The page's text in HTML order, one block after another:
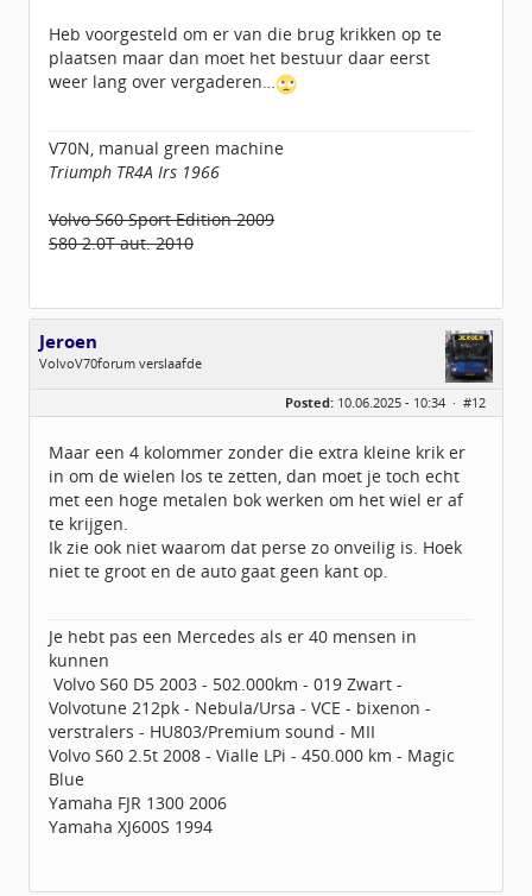
Heb voorgesteld om er van die brug krikken op te
plaatsen maar dan moet het bestuur daar eerst
weer lang over vergaderen…
V70N, manual green machine
Triumph TR4A Irs 1966
Volvo S60 Sport Edition 2009
S80 2.0T aut. 2010
Jeroen
VolvoV70forum verslaafde
Leeftijd:
40
Geregistreerd:09 / 2009
Posted: 10.06.2025 - 10:34 · #12
Maar een 4 kolommer zonder die extra kleine krik er
in om de wielen los te zetten, dan moet je toch echt
met een hoge metalen bok werken om het wiel er af
te krijgen.
Ik zie ook niet waarom dat perse zo onveilig is. Hoek
niet te groot en de auto gaat geen kant op.
Je hebt pas een Mercedes als er 40 mensen in
kunnen
Volvo S60 D5 2003 - 502.000km - 019 Zwart -
Volvotune 212pk - Nebula/Ursa - VCE - bixenon -
verstralers - HU803/Premium sound - MII
Volvo S60 2.5t 2008 - Vialle LPi - 450.000 km - Magic
Blue
Yamaha FJR 1300 2006
Yamaha XJ600S 1994